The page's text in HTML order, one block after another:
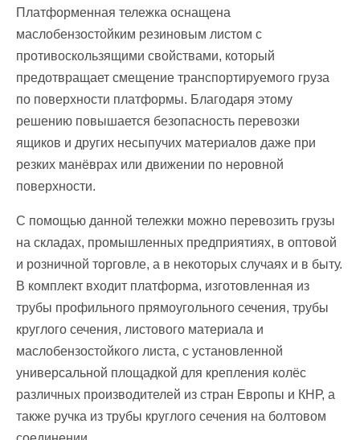
Платформенная тележка оснащена
маслобензостойким резиновым листом с
противоскользящими свойствами, который
предотвращает смещение транспортируемого груза
по поверхности платформы. Благодаря этому
решению повышается безопасность перевозки
ящиков и других несыпучих материалов даже при
резких манёврах или движении по неровной
поверхности.
С помощью данной тележки можно перевозить грузы
на складах, промышленных предприятиях, в оптовой
и розничной торговле, а в некоторых случаях и в быту.
В комплект входит платформа, изготовленная из
трубы профильного прямоугольного сечения, трубы
круглого сечения, листового материала и
маслобензостойкого листа, с установленной
универсальной площадкой для крепления колёс
различных производителей из стран Европы и КНР, а
также ручка из трубы круглого сечения на болтовом